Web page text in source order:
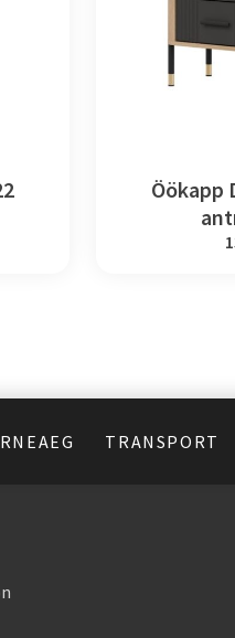
Öökapp
TRANSPORT